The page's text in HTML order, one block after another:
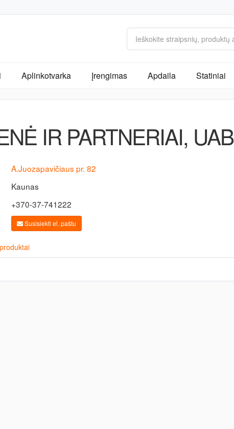
Aplinkotvarka Įrengimas Apdaila Statiniai
IR PARTNERIAI, UAB
A.Juozapavičiaus pr. 82
Kaunas
+370-37-741222
Susisiekti el. paštu